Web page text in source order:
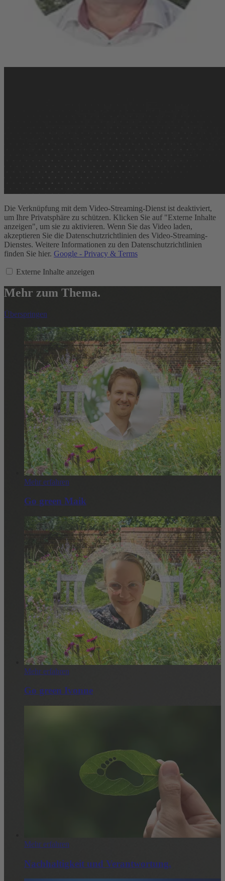
Die Verknüpfung mit dem Video-Streaming-Dienst ist deaktiviert,
um Ihre Privatsphäre zu schützen. Klicken Sie auf "Externe Inhalte
anzeigen", um sie zu aktivieren. Wenn Sie das Video laden,
akzeptieren Sie die Datenschutzrichtlinien des Video-Streaming-
Dienstes. Weitere Informationen zu den Datenschutzrichtlinien
finden Sie hier. Google - Privacy & Terms
Externe Inhalte anzeigen
Mehr zum Thema.
Überspringen
Mehr erfahren
Go green Maik
Mehr erfahren
Go green Ivonne
Mehr erfahren
Nachhaltigkeit und Verantwortung.